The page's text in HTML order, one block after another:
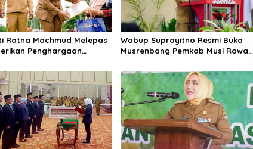
Ratna Machmud Melepas
Penghargaan
Musi Rawas
Wabup Suprayitno Resmi Buka
Musrenbang Pemkab Musi Rawas
Daerah Terencana